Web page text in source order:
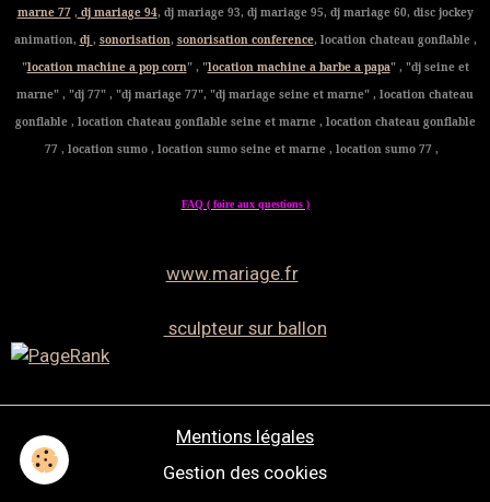
marne 77,dj mariage 94, dj mariage 93, dj mariage 95, dj mariage 60, disc jockey
animation, dj , sonorisation, sonorisation conference, location chateau gonflable ,
"location machine a pop corn" , "location machine a barbe a papa" , "dj seine et
marne" , "dj 77" , "dj mariage 77", "dj mariage seine et marne" , location chateau
gonflable , location chateau gonflable seine et marne , location chateau gonflable
77 , location sumo , location sumo seine et marne , location sumo 77 ,
FAQ ( foire aux questions )
www.mariage.fr
sculpteur sur ballon
Mentions légales
Gestion des cookies